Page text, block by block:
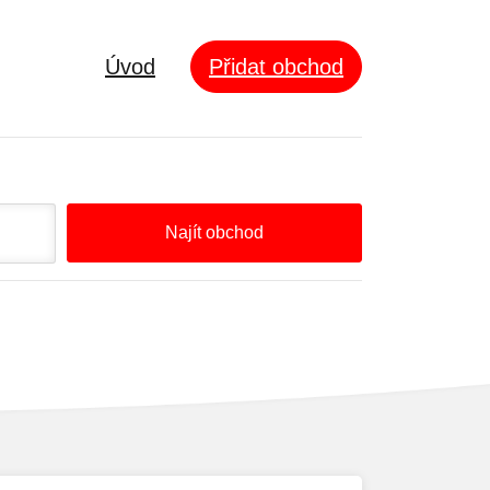
Úvod Přidat obchod
Najít obchod